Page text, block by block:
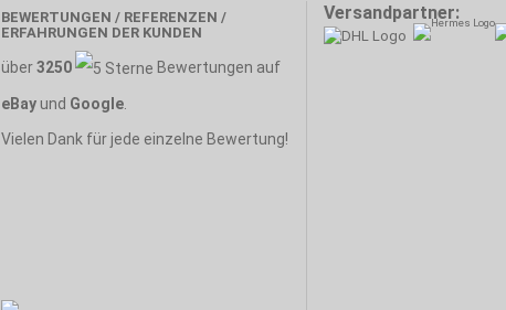
BEWERTUNGEN / REFERENZEN /
ERFAHRUNGEN DER KUNDEN
über3250 Bewertungen auf
eBayund Google.
Vielen Dank für jede einzelne Bewertung!
Versandpartner: